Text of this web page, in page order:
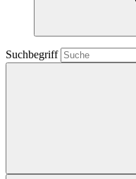
Suchbegriff